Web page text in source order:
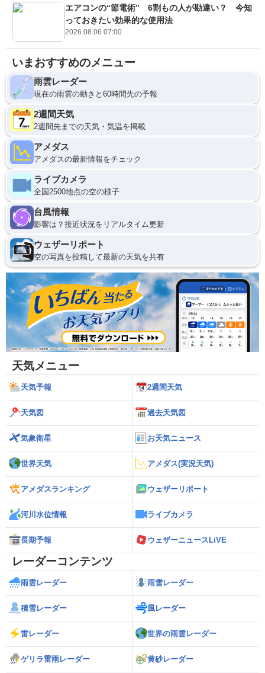
エアコンの“節電術” 6割もの人が勘違い？ 今知
っておきたい効果的な使用法
2026.08.06 07:00
いまおすすめのメニュー
雨雲レーダー
現在の雨雲の動きと60時間先の予報
2週間天気
2週間先までの天気・気温を掲載
アメダス
アメダスの最新情報をチェック
ライブカメラ
全国2500地点の空の様子
台風情報
影響は？接近状況をリアルタイム更新
ウェザーリポート
空の写真を投稿して最新の天気を共有
天気メニュー
天気予報 2週間天気
天気図 過去天気図
気象衛星 お天気ニュース
世界天気 アメダス(実況天気)
アメダスランキング ウェザーリポート
河川水位情報 ライブカメラ
長期予報 ウェザーニュースLiVE
レーダーコンテンツ
雨雲レーダー 雨雪レーダー
積雪レーダー 風レーダー
雷レーダー 世界の雨雲レーダー
ゲリラ雷雨レーダー 黄砂レーダー